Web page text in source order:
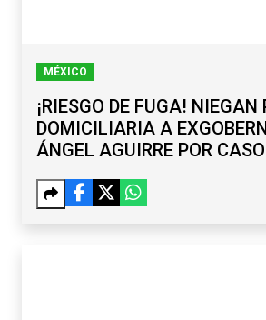
MÉXICO
¡RIESGO DE FUGA! NIEGAN
DOMICILIARIA A
ÁNGEL AGUIRRE POR CASO